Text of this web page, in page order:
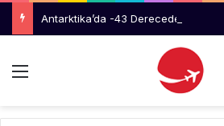
Antarktika’da -43 Derecede Zorlu
Menü